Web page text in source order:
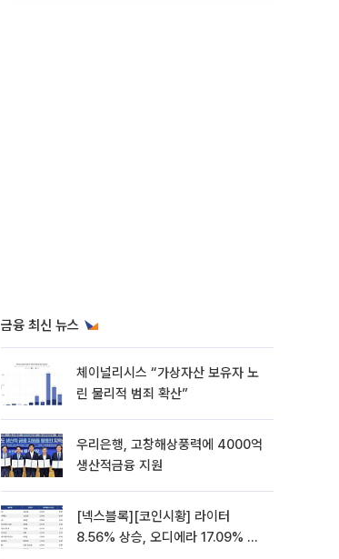
금융 최신 뉴스
체이널리시스 “가상자산 보유자 노
린 물리적 범죄 확산”
우리은행, 고창해상풍력에 4000억
생산적금융 지원
[넥스블록][코인시황] 라이터
8.56% 상승, 오디에라 17.09% 하